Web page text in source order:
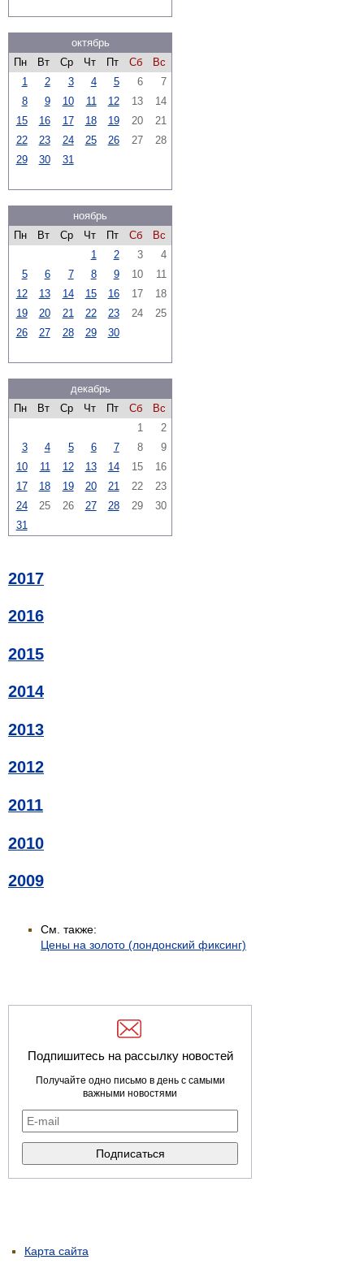
октябрь
Пн
Вт Ср Чт Пт Сб
Вс
1
2 3 4 5 6
7
8
9 10 11 12 13
14
15
16 17 18 19 20
21
22
23 24 25 26 27
28
29
30 31
ноябрь
Пн
Вт Ср Чт Пт Сб
Вс
1
2 3
4
5
6 7 8 9 10
11
12
13 14 15 16 17
18
19
20 21 22 23 24
25
26
27 28 29 30
декабрь
Пн
Вт Ср Чт Пт Сб
Вс
1
2
3
4 5 6 7 8
9
10
11 12 13 14 15
16
17
18 19 20 21 22
23
24
25 26 27 28 29
30
31
2017
2016
2015
2014
2013
2012
2011
2010
2009
См. также:
Цены на золото (лондонский фиксинг)
Подпишитесь на рассылку новостей
Получайте одно письмо в день с самыми
важными новостями
Карта сайта